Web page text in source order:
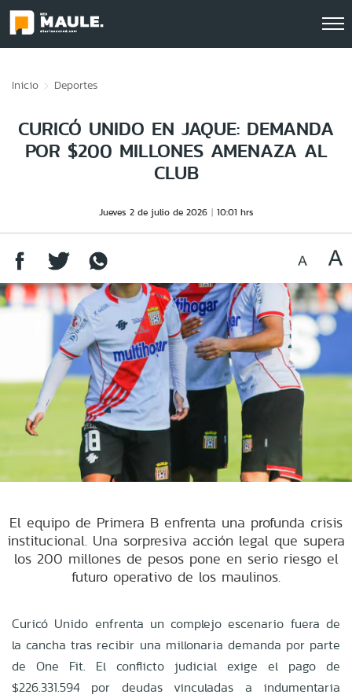
Inicio Deportes
CURICÓ UNIDO EN JAQUE: DEMANDA
POR $200 MILLONES AMENAZA AL
CLUB
Jueves 2 de julio de 2026 10:01 hrs
El equipo de Primera B enfrenta una profunda crisis
institucional. Una sorpresiva acción legal que supera
los 200 millones de pesos pone en serio riesgo el
futuro operativo de los maulinos.
Curicó Unido enfrenta un complejo escenario fuera de
la cancha tras recibir una millonaria demanda por parte
de One Fit. El conflicto judicial exige el pago de
$226.331.594 por deudas vinculadas a indumentaria